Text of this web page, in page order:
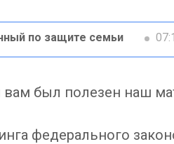
по защите семьи
был полезен наш
федерального